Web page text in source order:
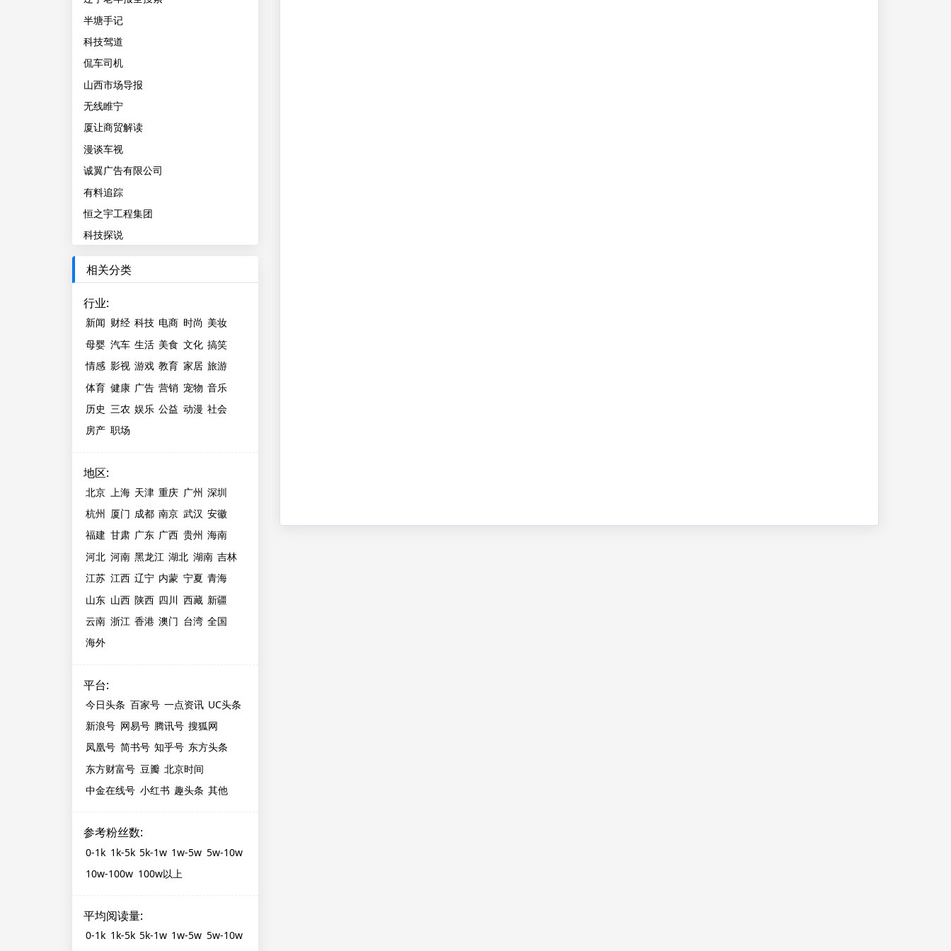
半塘手记
科技驾道
侃车司机
山西市场导报
无线睢宁
厦让商贸解读
漫谈车视
诚翼广告有限公司
有料追踪
恒之宇工程集团
科技探说
相关分类
行业:
新闻 财经 科技 电商 时尚 美妆
母婴 汽车 生活 美食 文化 搞笑
情感 影视 游戏 教育 家居 旅游
体育 健康 广告 营销 宠物 音乐
历史 三农 娱乐 公益 动漫 社会
房产 职场
地区:
北京 上海 天津 重庆 广州 深圳
杭州 厦门 成都 南京 武汉 安徽
福建 甘肃 广东 广西 贵州 海南
河北 河南 黑龙江 湖北 湖南 吉林
江苏 江西 辽宁 内蒙 宁夏 青海
山东 山西 陕西 四川 西藏 新疆
云南 浙江 香港 澳门 台湾 全国
海外
平台:
今日头条 百家号 一点资讯 UC头条
新浪号 网易号 腾讯号 搜狐网
凤凰号 简书号 知乎号 东方头条
东方财富号 豆瓣 北京时间
中金在线号 小红书 趣头条 其他
参考粉丝数:
0-1k 1k-5k 5k-1w 1w-5w 5w-10w
10w-100w 100w以上
平均阅读量:
0-1k 1k-5k 5k-1w 1w-5w 5w-10w